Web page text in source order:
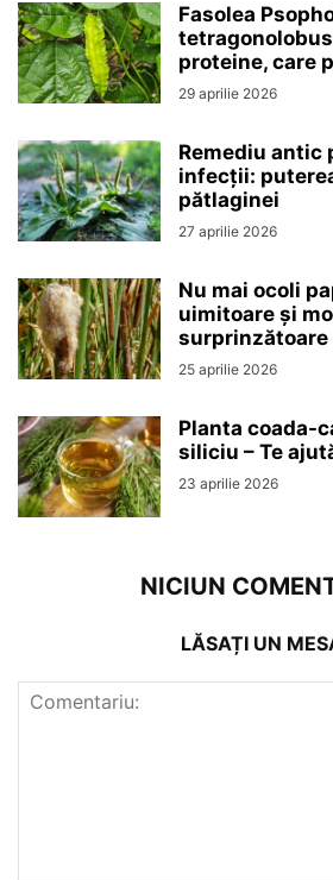
Fasolea
proteine, care
29 aprilie 2026
Remediu antic
infecții:
pătlaginei
27 aprilie 2026
Nu mai ocoli
uimitoare și
surprinzătoare
25 aprilie 2026
Planta coada-
siliciu – Te
23 aprilie 2026
NICIUN
LĂSAȚI UN